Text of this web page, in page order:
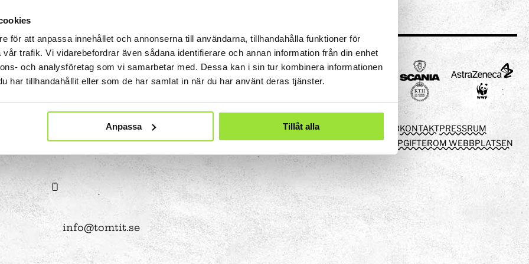
för att anpassa innehållet och annonserna till användarna, tillhandahålla funktioner för
trafik. Vi vidarebefordrar även sådana identifierare och annan information från din enhet
och analysföretag som vi samarbetar med. Dessa kan i sin tur kombinera informationen
har tillhandahållit eller som de har samlat in när du har använt deras tjänster.
Anpassa Tillåt alla
Hitta hit
Tillgänglighet
Fritidsaktiviteter
målen
Eventlokaler
Mindre konferensrum
Medelstora konferensrum
Stora konferensrum
Anpassade skolformer
Jobba med oss
Om webbplatsen
Partner
Bli partner
Projektpartner
Att vara sponsor
Våra samarbetsområden
Insamlingsstiftelse
Att göra i Stockholm med barn | Tom Tits Experiment
info@tomtit.se
OM TOM TITS LEDIGA JOBBKONTAKTPRESSRUM
TOM TITS FÖRSKOLAPERSONUPPGIFTEROM WEBBPLATSEN